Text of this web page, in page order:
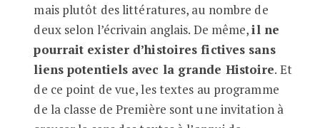
mais plutôt des littératures, au nombre de
deux selon l’écrivain anglais. De même,il ne
pourrait exister d’histoires fictives sans
liens potentiels avec la grande Histoire. Et
de ce point de vue, les textes au programme
de la classe de Première sont une invitation à